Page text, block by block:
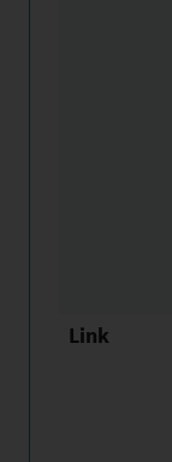
Link